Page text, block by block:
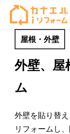
屋根・外壁
外壁、屋
ム
外壁を貼り替
リフォームし